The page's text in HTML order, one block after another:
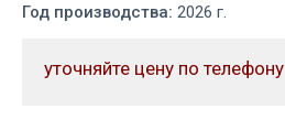
Год производства: 2026 г.
уточняйте цену по телефону